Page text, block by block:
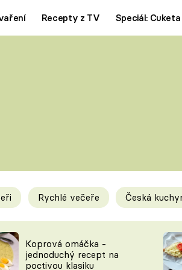
Recepty z TV Speciál: Cuketa
a triky
ZA JÍDLEM
Rychlé večeře Česká
Koprová omáčka -
jednoduchý recept na
poctivou klasiku